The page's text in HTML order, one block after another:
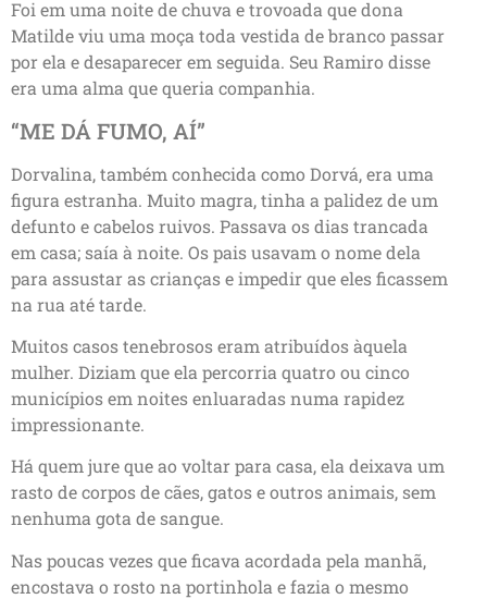
Foi em uma noite de chuva e trovoada que dona
Matilde viu uma moça toda vestida de branco passar
por ela e desaparecer em seguida. Seu Ramiro disse
era uma alma que queria companhia.
“ME DÁ FUMO, AÍ”
Dorvalina, também conhecida como Dorvá, era uma
figura estranha. Muito magra, tinha a palidez de um
defunto e cabelos ruivos. Passava os dias trancada
em casa; saía à noite. Os pais usavam o nome dela
para assustar as crianças e impedir que eles ficassem
na rua até tarde.
Muitos casos tenebrosos eram atribuídos àquela
mulher. Diziam que ela percorria quatro ou cinco
municípios em noites enluaradas numa rapidez
impressionante.
Há quem jure que ao voltar para casa, ela deixava um
rasto de corpos de cães, gatos e outros animais, sem
nenhuma gota de sangue.
Nas poucas vezes que ficava acordada pela manhã,
encostava o rosto na portinhola e fazia o mesmo